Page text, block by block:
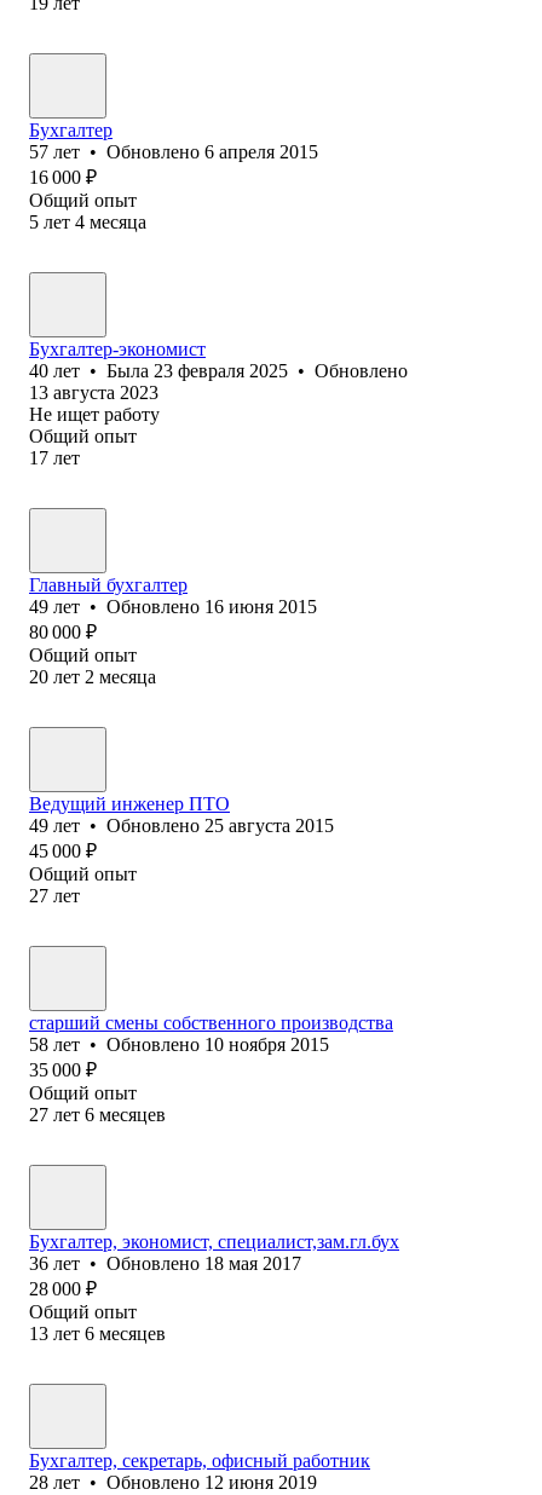
Бухгалтер
57 лет • Обновлено 6 апреля 2015
16 000 ₽
Общий опыт
5 лет 4 месяца
Бухгалтер-экономист
40 лет • Была 23 февраля 2025 • Обновлено
13 августа 2023
Не ищет работу
Общий опыт
17 лет
Главный бухгалтер
49 лет • Обновлено 16 июня 2015
80 000 ₽
Общий опыт
20 лет 2 месяца
Ведущий инженер ПТО
49 лет • Обновлено 25 августа 2015
45 000 ₽
Общий опыт
27 лет
старший смены собственного производства
58 лет • Обновлено 10 ноября 2015
35 000 ₽
Общий опыт
27 лет 6 месяцев
Бухгалтер, экономист, специалист,зам.гл.бух
36 лет • Обновлено 18 мая 2017
28 000 ₽
Общий опыт
13 лет 6 месяцев
Бухгалтер, секретарь, офисный работник
28 лет • Обновлено 12 июня 2019